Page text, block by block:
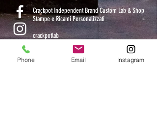
Crackpot Independent Brand Custom Lab & Shop
Stampe e Ricami Personalizzati
crackpotlab
Phone Email Instagram